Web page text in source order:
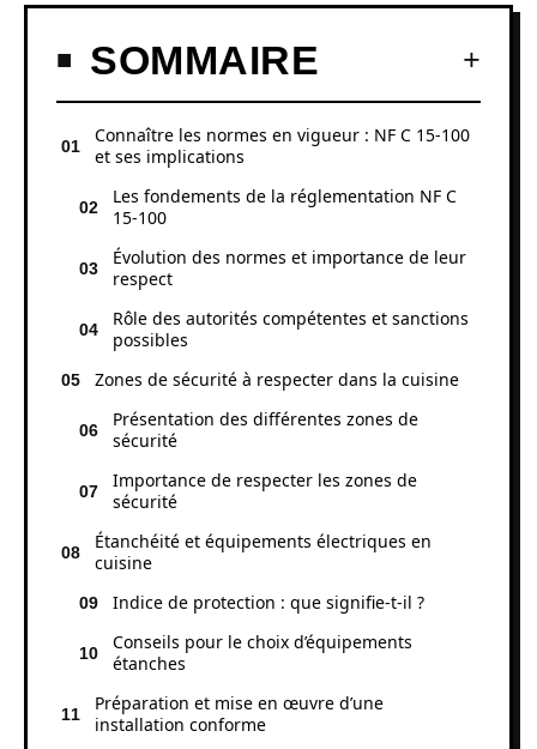
SOMMAIRE
Connaître les normes en vigueur : NF C 15-100
et ses implications
Les fondements de la réglementation NF C
15-100
Évolution des normes et importance de leur
respect
Rôle des autorités compétentes et sanctions
possibles
Zones de sécurité à respecter dans la cuisine
Présentation des différentes zones de
sécurité
Importance de respecter les zones de
sécurité
Étanchéité et équipements électriques en
cuisine
Indice de protection : que signifie-t-il ?
Conseils pour le choix d’équipements
étanches
Préparation et mise en œuvre d’une
installation conforme